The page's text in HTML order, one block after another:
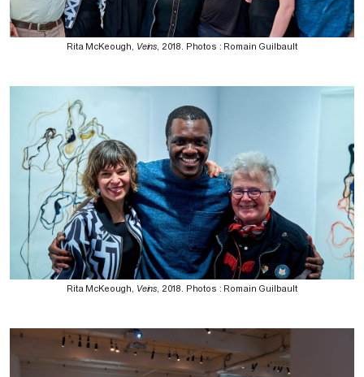
Rita McKeough, Veins , 2018. Photos : Romain Guilbault
Rita McKeough, Veins , 2018. Photos : Romain Guilbault